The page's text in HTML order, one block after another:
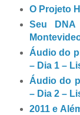
O Projeto
Seu
Áudio do
– Dia 1 –
Áudio do
– Dia 2 –
2011 e